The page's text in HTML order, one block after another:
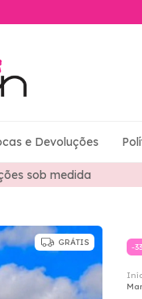
moda praia
e Devoluções
GRÁTIS -33